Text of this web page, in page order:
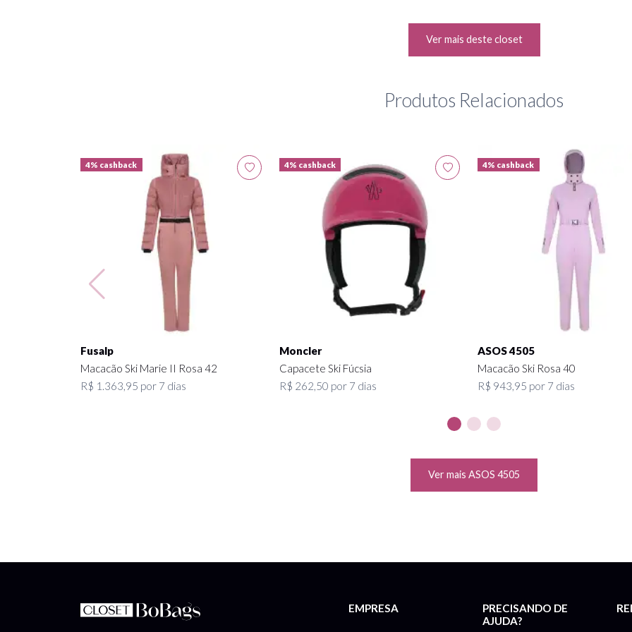
Ver mais deste closet
Produtos Relacionados
4% cashback
Fusalp
Macacão Ski Marie II Rosa 42
R$ 1.363,95 por 7 dias
4% cashback
Moncler
Capacete Ski Fúcsia
R$ 262,50 por 7 dias
4% cashback
ASOS 4505
Macacão Ski Rosa 40
R$ 943,95 por 7 dias
Ver mais ASOS 4505
EMPRESA
PRECISANDO DE
AJUDA?